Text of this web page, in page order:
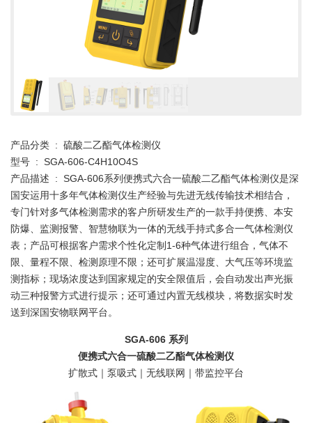
产品分类 : 硫酸二乙酯气体检测仪
型号 : SGA-606-C4H10O4S
产品描述 : SGA-606系列便携式六合一硫酸二乙酯气体检测仪是深
国安运用十多年气体检测仪生产经验与先进无线传输技术相结合，
专门针对多气体检测需求的客户所研发生产的一款手持便携、本安
防爆、监测报警、智慧物联为一体的无线手持式多合一气体检测仪
表；产品可根据客户需求个性化定制1-6种气体进行组合，气体不
限、量程不限、检测原理不限；还可扩展温湿度、大气压等环境监
测指标；现场浓度达到国家规定的安全限值后，会自动发出声光振
动三种报警方式进行提示；还可通过内置无线模块，将数据实时发
送到深国安物联网平台。
SGA-606 系列
便携式六合一硫酸二乙酯气体检测仪
扩散式｜泵吸式｜无线联网｜带监控平台